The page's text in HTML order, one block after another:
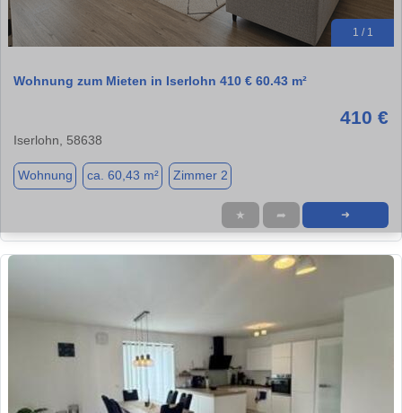
1 / 1
Wohnung zum Mieten in Iserlohn 410 € 60.43 m²
410 €
Iserlohn, 58638
Wohnung ca. 60,43 m² Zimmer 2
★ ➦ ➜